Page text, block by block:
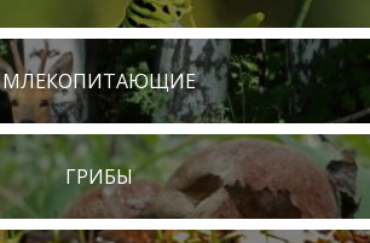
МЛЕКОПИТАЮЩИЕ
ГРИБЫ